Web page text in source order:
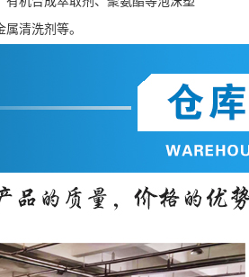
清洗剂等。